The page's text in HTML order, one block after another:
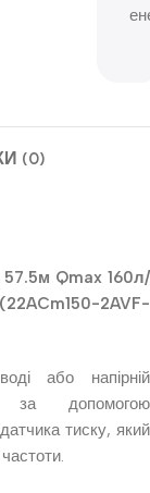
(0)
57.5м Qmax 160л/
2AVF-
або напірній
за допомогою
тиску, який